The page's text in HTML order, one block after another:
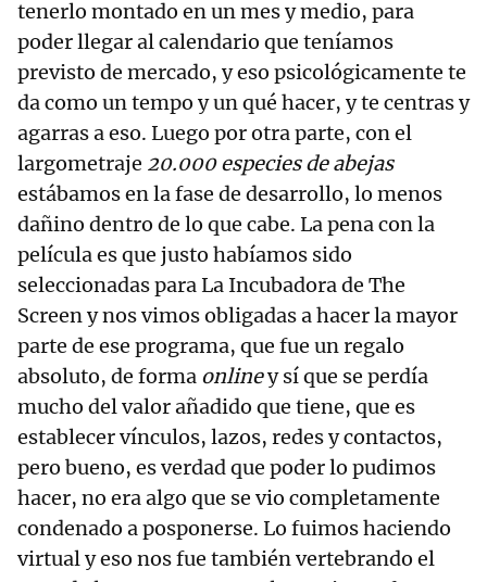
tenerlo montado en un mes y medio, para
poder llegar al calendario que teníamos
previsto de mercado, y eso psicológicamente te
da como un tempo y un qué hacer, y te centras y
agarras a eso. Luego por otra parte, con el
largometraje 20.000 especies de abejas
estábamos en la fase de desarrollo, lo menos
dañino dentro de lo que cabe. La pena con la
película es que justo habíamos sido
seleccionadas para La Incubadora de The
Screen y nos vimos obligadas a hacer la mayor
parte de ese programa, que fue un regalo
absoluto, de forma onliney sí que se perdía
mucho del valor añadido que tiene, que es
establecer vínculos, lazos, redes y contactos,
pero bueno, es verdad que poder lo pudimos
hacer, no era algo que se vio completamente
condenado a posponerse. Lo fuimos haciendo
virtual y eso nos fue también vertebrando el